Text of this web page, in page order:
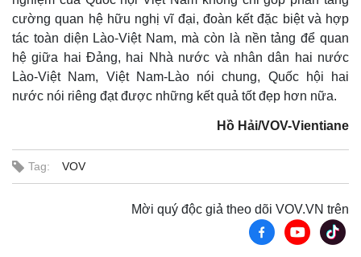
cường quan hệ hữu nghị vĩ đại, đoàn kết đặc biệt và hợp
tác toàn diện Lào-Việt Nam, mà còn là nền tảng để quan
hệ giữa hai Đảng, hai Nhà nước và nhân dân hai nước
Lào-Việt Nam, Việt Nam-Lào nói chung, Quốc hội hai
nước nói riêng đạt được những kết quả tốt đẹp hơn nữa.
Hồ Hải/VOV-Vientiane
Tag: VOV
Mời quý độc giả theo dõi VOV.VN trên